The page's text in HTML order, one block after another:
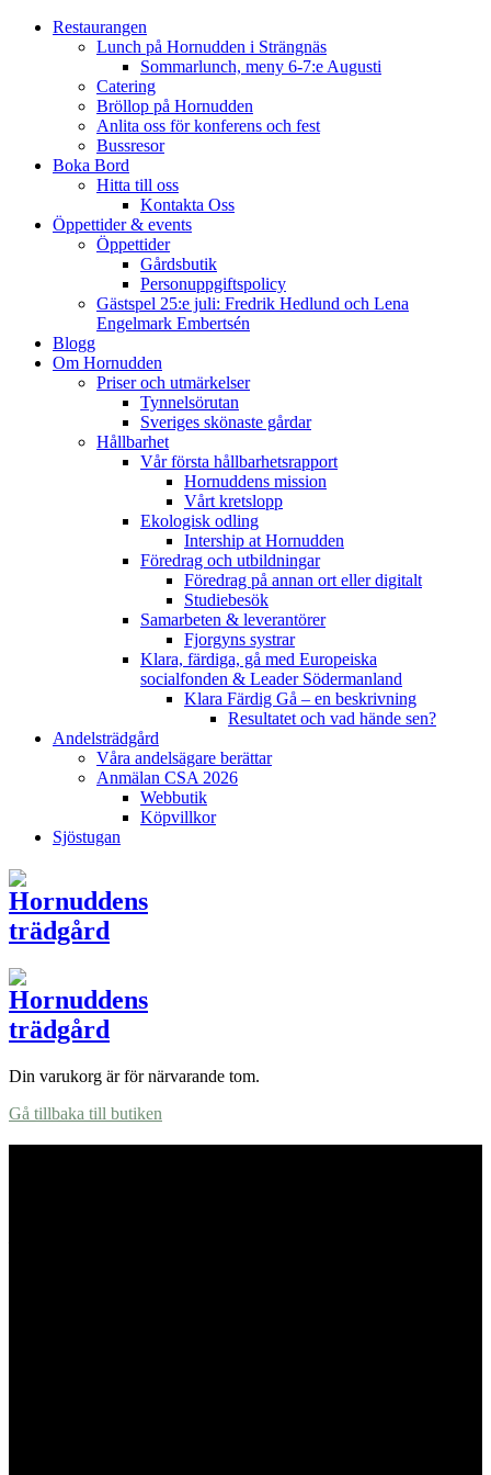
Restaurangen
Lunch på Hornudden i Strängnäs
Sommarlunch, meny 6-7:e Augusti
Catering
Bröllop på Hornudden
Anlita oss för konferens och fest
Bussresor
Boka Bord
Hitta till oss
Kontakta Oss
Öppettider & events
Öppettider
Gårdsbutik
Personuppgiftspolicy
Gästspel 25:e juli: Fredrik Hedlund och Lena
Engelmark Embertsén
Blogg
Om Hornudden
Priser och utmärkelser
Tynnelsörutan
Sveriges skönaste gårdar
Hållbarhet
Vår första hållbarhetsrapport
Hornuddens mission
Vårt kretslopp
Ekologisk odling
Intership at Hornudden
Föredrag och utbildningar
Föredrag på annan ort eller digitalt
Studiebesök
Samarbeten & leverantörer
Fjorgyns systrar
Klara, färdiga, gå med Europeiska
socialfonden & Leader Södermanland
Klara Färdig Gå – en beskrivning
Resultatet och vad hände sen?
Andelsträdgård
Våra andelsägare berättar
Anmälan CSA 2026
Webbutik
Köpvillkor
Sjöstugan
Din varukorg är för närvarande tom.
Gå tillbaka till butiken